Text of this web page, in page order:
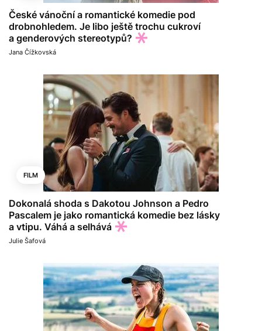
České vánoční a romantické komedie pod
drobnohledem. Je libo ještě trochu cukroví
a genderových stereotypů?
Jana Čížkovská
FILM
Dokonalá shoda s Dakotou Johnson a Pedro
Pascalem je jako romantická komedie bez lásky
a vtipu. Váhá a selhává
Julie Šafová